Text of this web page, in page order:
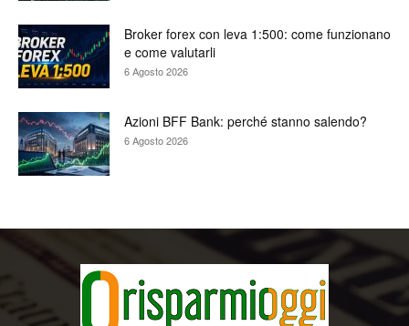
Broker forex con leva 1:500: come funzionano
e come valutarli
6 Agosto 2026
Azioni BFF Bank: perché stanno salendo?
6 Agosto 2026